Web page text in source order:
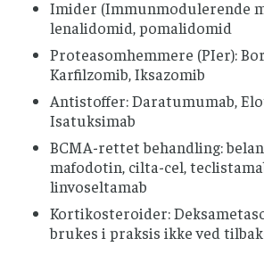
Imider (Immunmodulerende
lenalidomid, pomalidomid
Proteasomhemmere (PIer):
Karfilzomib, Iksazomib
Antistoffer: Daratumumab,
Isatuksimab
BCMA-rettet behandling:
mafodotin, cilta-cel,
linvoseltamab
Kortikosteroider:
brukes i praksis ikke ved